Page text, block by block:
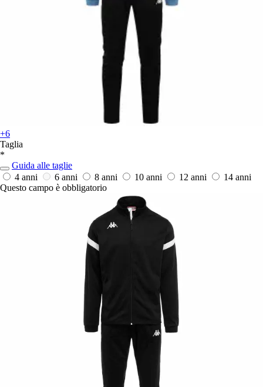
+6
Taglia
*
Guida alle taglie
4 anni
6 anni 8 anni 10 anni 12 anni
14 anni
Questo campo è obbligatorio